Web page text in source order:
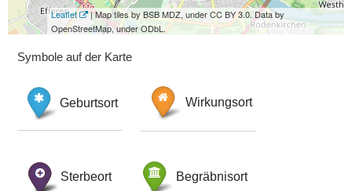
Leaflet
| Map tiles by BSB MDZ, under CC BY 3.0. Data by
OpenStreetMap, under ODbL.
Symbole auf der Karte
Geburtsort Wirkungsort
Sterbeort Begräbnisort